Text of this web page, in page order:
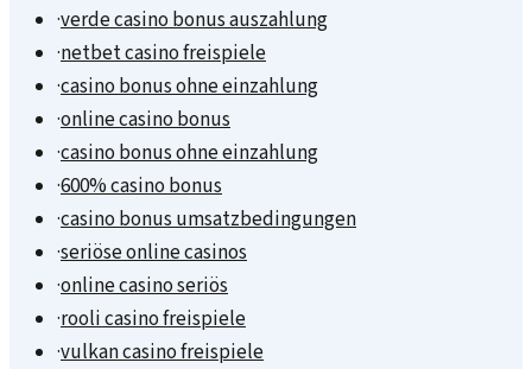
·verde casino bonus auszahlung
·netbet casino freispiele
·casino bonus ohne einzahlung
·online casino bonus
·casino bonus ohne einzahlung
·600% casino bonus
·casino bonus umsatzbedingungen
·seriöse online casinos
·online casino seriös
·rooli casino freispiele
·vulkan casino freispiele